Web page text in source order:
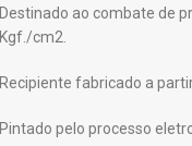
Destinado ao combate de
Kgf./cm2.
Recipiente fabricado a
Pintado pelo processo